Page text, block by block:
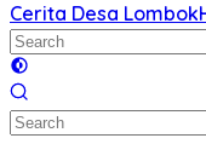
Cerita Desa Lombok